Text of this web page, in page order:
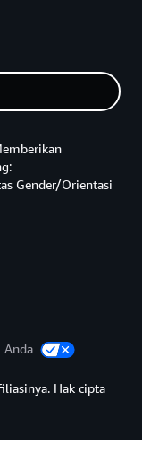
Gender/Orientasi
Anda
Hak cipta